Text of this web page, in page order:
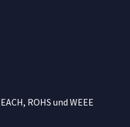
ROHS und WEEE